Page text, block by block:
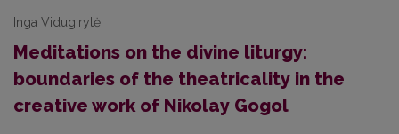
Inga Vidugirytė
Meditations on the divine liturgy:
boundaries of the theatricality in the
creative work of Nikolay Gogol